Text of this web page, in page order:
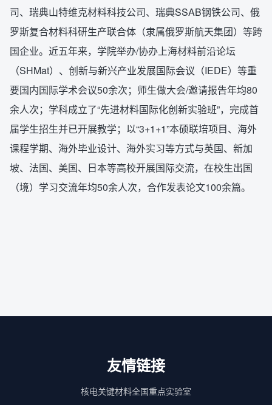
司、瑞典山特维克材料科技公司、瑞典SSAB钢铁公司、俄
罗斯复合材料科研生产联合体（隶属俄罗斯航天集团）等跨
国企业。近五年来，学院举办/协办上海材料前沿论坛
（SHMat）、创新与新兴产业发展国际会议（IEDE）等重
要国内国际学术会议50余次；师生做大会/邀请报告年均80
余人次；学科成立了“先进材料国际化创新实验班”，完成首
届学生招生并已开展教学；以“3+1+1”本硕联培项目、海外
课程学期、海外毕业设计、海外实习等方式与英国、新加
坡、法国、美国、日本等高校开展国际交流，在校生出国
（境）学习交流年均50余人次，合作发表论文100余篇。
友情链接
核电关键材料全国重点实验室